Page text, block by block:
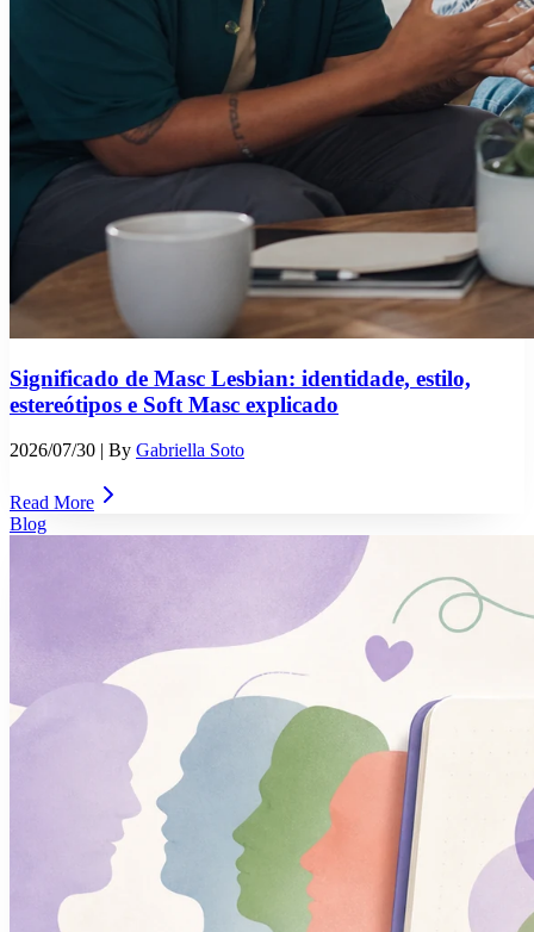
Significado de Masc Lesbian: identidade, estilo,
estereótipos e Soft Masc explicado
2026/07/30 | By Gabriella Soto
Read More
Blog